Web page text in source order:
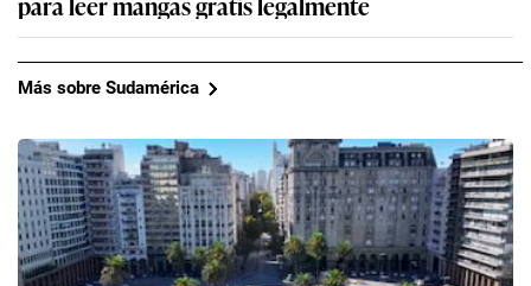
Más sobre Sudamérica